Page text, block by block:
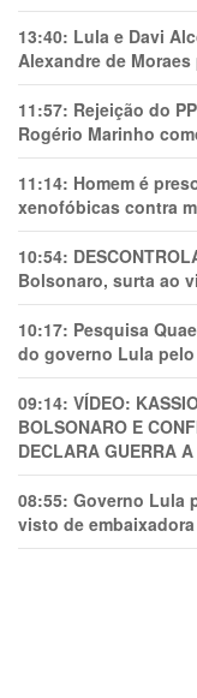
13:40: Lula e Davi
Alexandre de
11:57: Rejeição do
Rogério Marinho
11:14: Homem é
xenofóbicas contra
10:54:
Bolsonaro, surta ao
10:17: Pesquisa
do governo Lula
09:14: VÍDEO:
BOLSONARO E
DECLARA GUERRA
08:55: Governo Lula
visto de